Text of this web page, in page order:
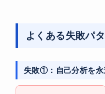
よくある失敗パ
失敗①：自己分析を